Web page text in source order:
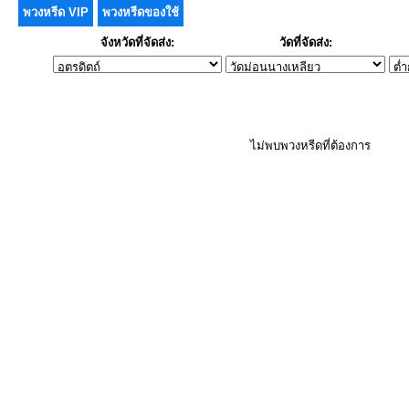
พวงหรีด VIP พวงหรีดของใช้
จังหวัดที่จัดส่ง: วัดที่จัดส่ง:
ไม่พบพวงหรีดที่ต้องการ